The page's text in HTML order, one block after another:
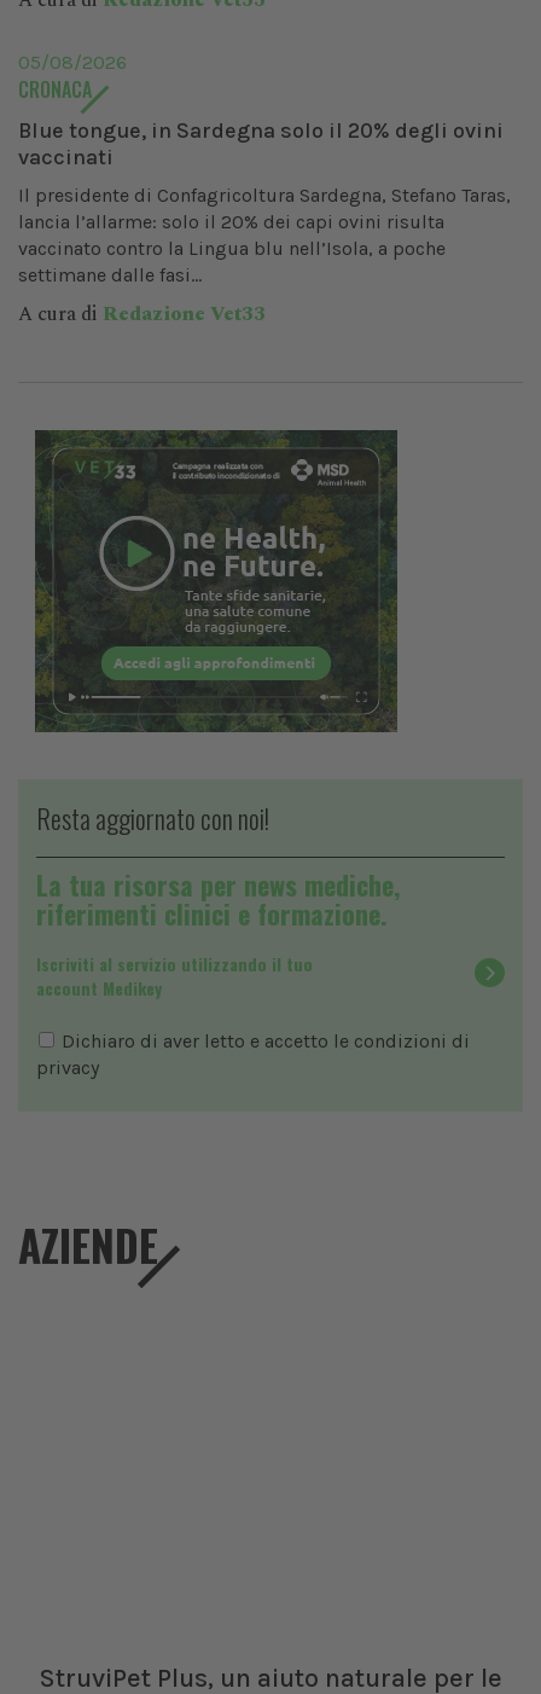
05/08/2026
CRONACA
Blue tongue, in Sardegna solo il 20% degli ovini
vaccinati
Il presidente di Confagricoltura Sardegna, Stefano Taras,
lancia l’allarme: solo il 20% dei capi ovini risulta
vaccinato contro la Lingua blu nell’Isola, a poche
settimane dalle fasi...
A cura di Redazione Vet33
Resta aggiornato con noi!
La tua risorsa per news mediche,
riferimenti clinici e formazione.
Iscriviti al servizio utilizzando il tuo
account Medikey
Dichiaro di aver letto e accetto le condizioni di
privacy
AZIENDE
StruviPet Plus, un aiuto naturale per le